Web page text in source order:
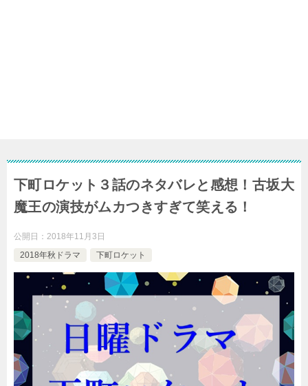
下町ロケット３話のネタバレと感想！古坂大
魔王の演技がムカつきすぎて笑える！
公開日： 2018年11月3日
2018年秋ドラマ
下町ロケット